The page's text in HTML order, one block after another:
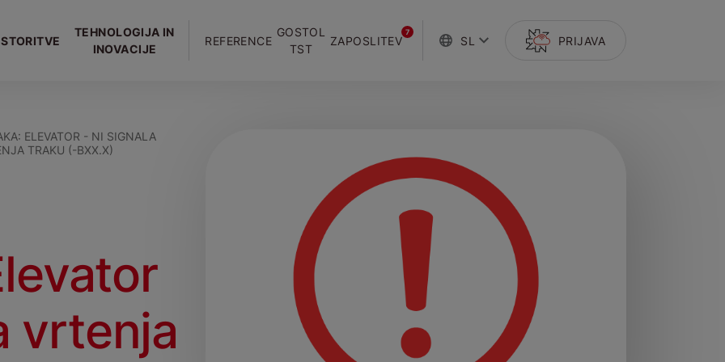
STORITVE
TEHNOLOGIJA IN
INOVACIJE
REFERENCE
GOSTOL
TST
ZAPOSLITEV
7
SL PRIJAVA
ELEVATOR - NI SIGNALA
TRAKU (-BXX.X)
vrtenja